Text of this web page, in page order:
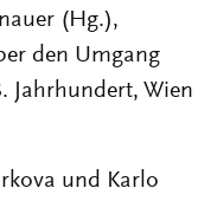
(Hg.),
den Umgang
Jahrhundert, Wien
und Karlo